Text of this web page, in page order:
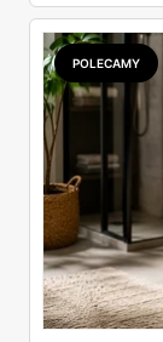
rozpiska: co
odpowiedniki
się opłaci.
POLECAMY